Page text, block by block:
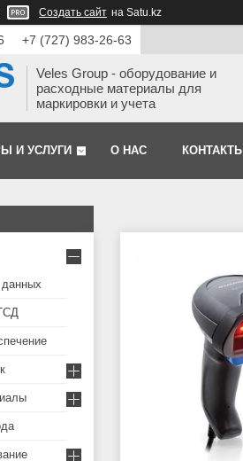
Создать сайт на Satu.kz
+7 (727) 983-26-63
Veles Group - оборудование и
расходные материалы для
маркировки и учета
И УСЛУГИ О НАС КОНТАКТЫ